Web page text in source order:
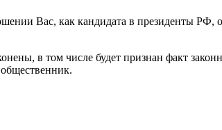
Вас, как кандидата в президенты РФ,
в том числе будет признан факт